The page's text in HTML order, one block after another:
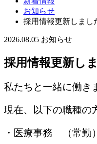
お知らせ
採用情報更新しまし
2026.08.05 お知らせ
採用情報更新し
私たちと一緒に働き
現在、以下の職種の
・医療事務 （常勤）